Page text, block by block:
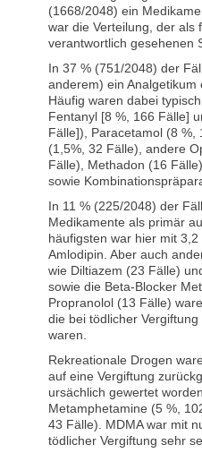
(1668/2048) ein
war die Verteilung, der als
verantwortlich gesehenen
In 37 % (751/2048) der
anderem) ein
Häufig waren dabei
Fentanyl [8 %, 166 Fälle]
Fälle]), Paracetamol (8 %,
(1,5%, 32 Fälle), andere
Fälle), Methadon (16
sowie
In 11 % (225/2048) der
Medikamente als primär
häufigsten war hier mit
Amlodipin. Aber auch
wie Diltiazem (23 Fälle)
sowie die Beta-Blocker
Propranolol (13 Fälle)
die bei tödlicher
waren.
Rekreationale Drogen
auf eine Vergiftung
ursächlich gewertet
Metamphetamine (5 %,
43 Fälle). MDMA war mit
tödlicher Vergiftung sehr